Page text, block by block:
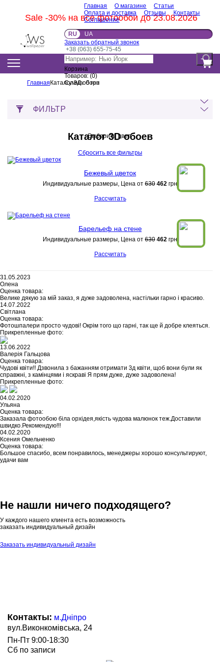
Sale -30% на все фотообои до 23.08.2026
Главная О магазине
Статьи
Оплата и доставка
Отзывы
Контакты
Соглашение
RU
UA
Заказать обратный звонок
+38 (063) 655-75-45
Корзина
Товаров: (0)
Сумма: 0грн
Главная Каталог 3Д обоев
ФИЛЬТР
Каталог 3D обоев
Выберите цвет:
Сбросить все фильтры
Бежевый цветок
Индивидуальные размеры, Цена от 630 462 грн
Рассчитать
Барельеф на стене
Индивидуальные размеры, Цена от 630 462 грн
Рассчитать
31.05.2023
Олена
Оценка товара:
Велике дякую за мій заказ, я дуже задоволена, настільки гарно і красиво.
14.07.2022
Світлана
Оценка товара:
Фотошпалери просто чудові! Окрім того що гарні, так ще й добре клеяться.
Прикрепленные фото:
13.06.2022
Валерія Гальцова
Оценка товара:
Чудові квіти!! Дзвонила з бажанням отримати 3д квіти, щоб вони були як
справжні, з камінцями і яскраві Я прям дуже, дуже задоволена!
Прикрепленные фото:
04.02.2020
Ульяна
Оценка товара:
Заказала фотообою біла орхідея,якість чудова малюнок теж.Доставили
швидко.Рекомендую!!!
04.02.2020
Ксения Омельченко
Оценка товара:
Большое спасибо, всем понравилось, менеджеры хорошо консультируют,
удачи вам
Не нашли ничего подходящего?
У каждого нашего клиента есть возможность
заказать индивидуальный дизайн
Заказать индивидуальный дизайн
Контакты: м.Дніпро
вул.Виконкомівська, 24
Пн-Пт 9:00-18:30
Сб по записи